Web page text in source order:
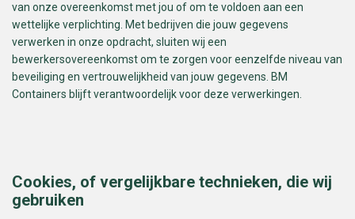
van onze overeenkomst met jou of om te voldoen aan een
wettelijke verplichting. Met bedrijven die jouw gegevens
verwerken in onze opdracht, sluiten wij een
bewerkersovereenkomst om te zorgen voor eenzelfde niveau van
beveiliging en vertrouwelijkheid van jouw gegevens. BM
Containers blijft verantwoordelijk voor deze verwerkingen.
Cookies, of vergelijkbare technieken, die wij
gebruiken